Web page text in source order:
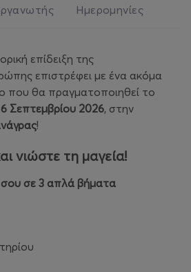
Ημερομηνίες
επίδειξη της
επιστρέφει µε ένα ακόµα
που θα πραγµατοποιηθεί το
Σεπτεµβρίου 2026, στην
!
νιώστε τη μαγεία!
σου σε 3 απλά βήµατα